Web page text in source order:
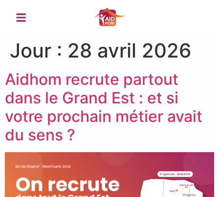
principal
Jour : 28 avril 2026
Aidhom recrute partout
dans le Grand Est : et si
votre prochain métier avait
du sens ?